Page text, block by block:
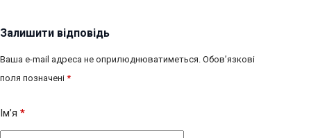
Залишити відповідь
Ваша e-mail адреса не оприлюднюватиметься. Обов’язкові
поля позначені *
Ім’я *